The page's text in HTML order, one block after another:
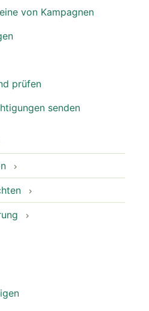
von Kampagnen
prüfen
senden